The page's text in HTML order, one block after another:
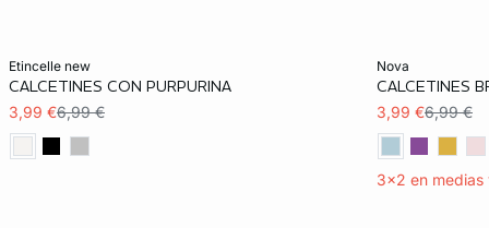
etincelle new
CALCETINES CON PURPURINA
3,99 €6,99 €
nova
CALCETINES
3,99 €6,99 €
3x2 en medias